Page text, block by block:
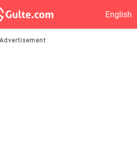
English